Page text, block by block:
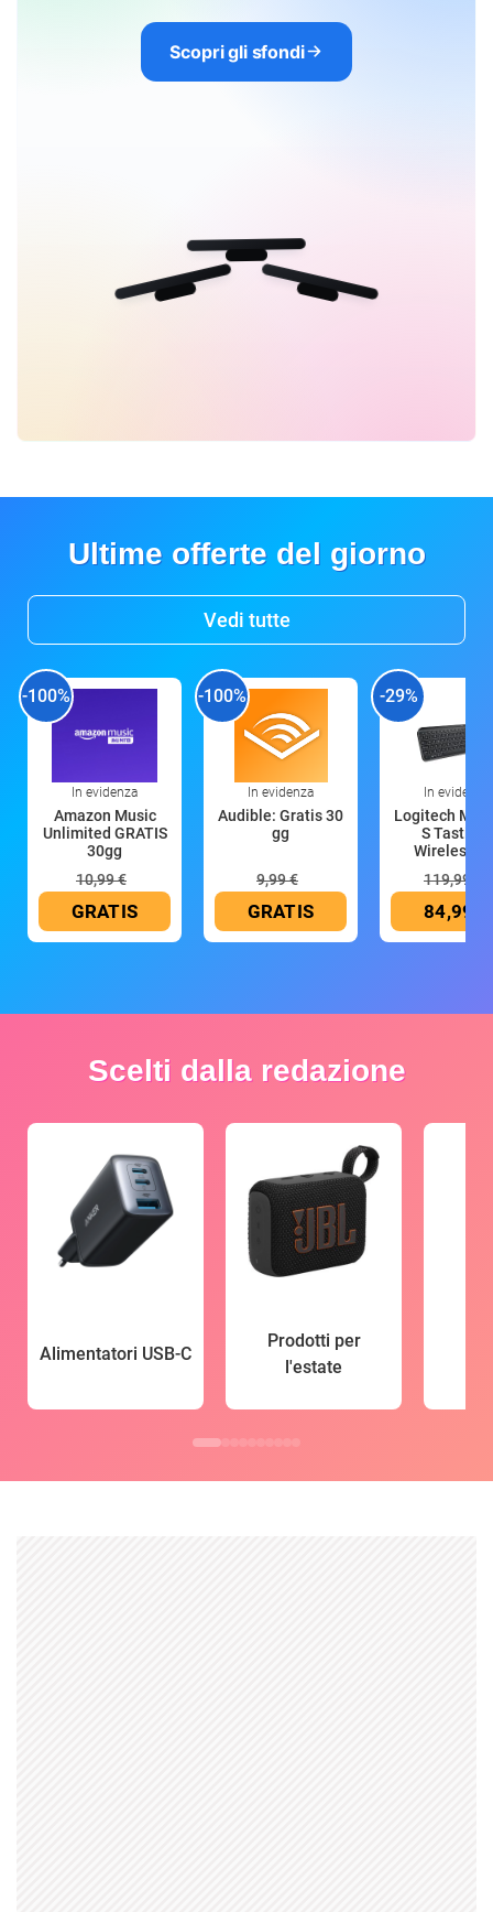
Scopri gli sfondi
Ultime offerte del giorno
Vedi tutte
-100%
In evidenza
Amazon Music
Unlimited GRATIS
30gg
10,99 €
GRATIS
-100%
In evidenza
Audible: Gratis 30
gg
9,99 €
GRATIS
-29%
In evidenza
Logitech MX
S Tastiera
Wireless
119,99 €
84,99 €
Scelti dalla redazione
Alimentatori USB-C
Prodotti per
l'estate